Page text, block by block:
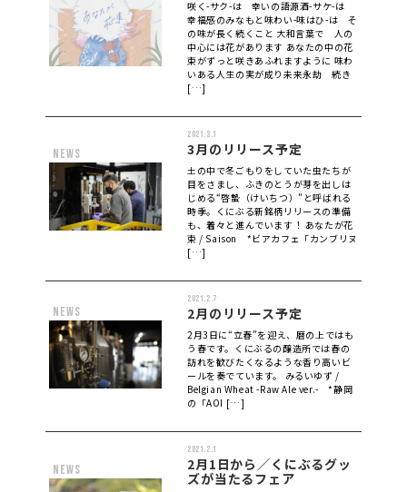
咲く-サク-は 幸いの語源酒-サケ-は
幸福感のみなもと味わい-味はひ-は そ
の味が長く続くこと 大和言葉で 人の
中心には花があります あなたの中の花
束がずっと咲きあふれますように 味わ
いある人生の実が成り未来永劫 続き
[…]
news
2021.3.1
3月のリリース予定
土の中で冬ごもりをしていた虫たちが
目をさまし、ふきのとうが芽を出しは
じめる“啓蟄（けいちつ）”と呼ばれる
時季。くにぶる新銘柄リリースの準備
も、着々と進んでいます！ あなたが花
束 / Saison *ビアカフェ「カンブリヌ
[…]
news
2021.2.7
2月のリリース予定
2月3日に“立春”を迎え、暦の上ではも
う春です。くにぶるの醸造所では春の
訪れを歓びたくなるような香り高いビ
ールを奏でています。 みるいゆず /
Belgian Wheat -Raw Ale ver.- *静岡
の「AOI […]
news
2021.2.1
2月1日から／くにぶるグッ
ズが当たるフェア